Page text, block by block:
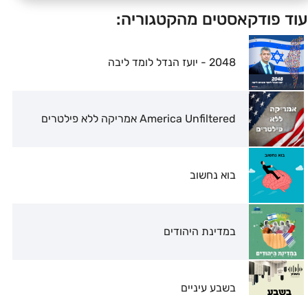
עוד פודקאסטים מהקטגוריה:
2048 - יועז הנדל לומד ליבה
America Unfiltered אמריקה ללא פילטרים
בוא נחשוב
במדינת היהודים
בשבע עיניים